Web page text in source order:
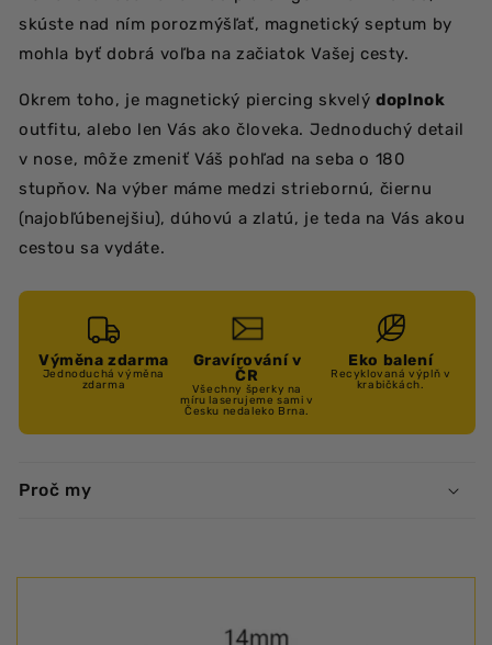
skúste nad ním porozmýšľať, magnetický septum by
mohla byť dobrá voľba na začiatok Vašej cesty.
Okrem toho, je magnetický piercing skvelýdoplnok
outfitu, alebo len Vás ako človeka. Jednoduchý detail
v nose, môže zmeniť Váš pohľad na seba o 180
stupňov. Na výber máme medzi striebornú, čiernu
(najobľúbenejšiu), dúhovú a zlatú, je teda na Vás akou
cestou sa vydáte.
Výměna zdarma
Jednoduchá výměna
zdarma
Gravírování v
ČR
Všechny šperky na
míru laserujeme sami v
Česku nedaleko Brna.
Eko balení
Recyklovaná výplň v
krabičkách.
Proč my